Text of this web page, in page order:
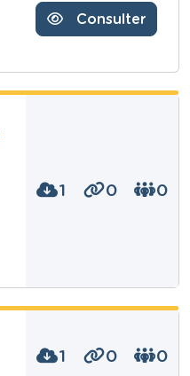
Consulter
1 0 0
1 0 0